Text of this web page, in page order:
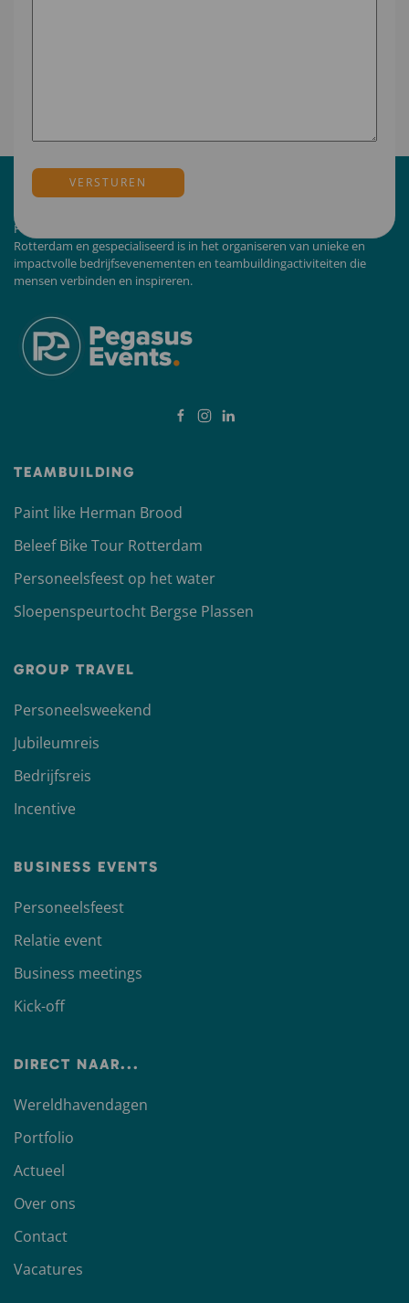
Pegasus Events is een evenementenbureau wat gevestigd is in
Rotterdam en gespecialiseerd is in het organiseren van unieke en
impactvolle bedrijfsevenementen en teambuildingactiviteiten die
mensen verbinden en inspireren.
TEAMBUILDING
Paint like Herman Brood
Beleef Bike Tour Rotterdam
Personeelsfeest op het water
Sloepenspeurtocht Bergse Plassen
GROUP TRAVEL
Personeelsweekend
Jubileumreis
Bedrijfsreis
Incentive
BUSINESS EVENTS
Personeelsfeest
Relatie event
Business meetings
Kick-off
DIRECT NAAR...
Wereldhavendagen
Portfolio
Actueel
Over ons
Contact
Vacatures